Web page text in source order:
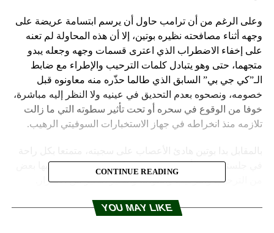
وعلى الرغم من أن ترامب حاول أن يرسم ابتسامة عريضة على
وجهه أثناء مصافحته نظيره بوتين، إلا أن هذه المحاولة لم تعنه
على إخفاء الاضطراب الذي اعترى قسمات وجهه وجعله يبدو
متجهما، حتى وهو يتبادل كلمات الترحيب والإطراء مع ضابط
الـ”كي جي بي” السابق الذي طالما حذّره منه معاونوه قبل
خصومه، ونصحوه بعدم التحديق في عينيه ولا النظر إليه مباشرة،
خوفا من الوقوع في سحره أو تحت تأثير سطوته التي ما زالت
تلازمه منذ انخراطه في جهاز الاستخبارات السوفيتي الرهيب.
في جلسته على الأريكة المقابلة لترامب يرمقه بنظرة فيها بعض
من الترحيب والترغيب والمودة، والكثير الكثير من الأسرار.
CONTINUE READING
YOU MAY LIKE